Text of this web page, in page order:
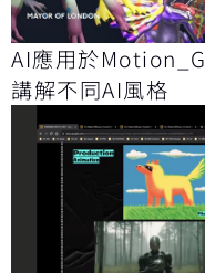
AI應用於
講解不同AI風格